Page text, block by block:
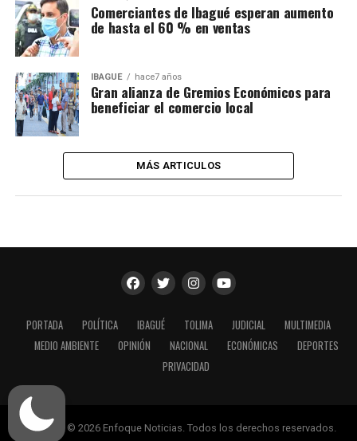
Comerciantes de Ibagué esperan aumento
de hasta el 60 % en ventas
IBAGUÉ hace7 años
Gran alianza de Gremios Económicos para
beneficiar el comercio local
MÁS ARTICULOS
PORTADA POLÍTICA IBAGUÉ TOLIMA JUDICIAL
MULTIMEDIA
MEDIO AMBIENTE
OPINIÓN NACIONAL ECONÓMICAS
DEPORTES
PRIVACIDAD
Copyright © 2026 Enfoque Noticias. Todos los derechos reservados.